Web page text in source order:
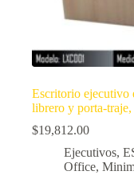
Escritorio ejecutivo
librero y porta-
$19,812.00
Ejecutivos,
Office,